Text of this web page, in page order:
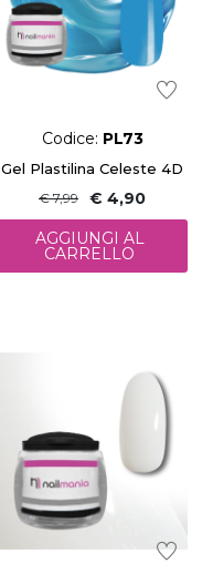
Codice: PL73
Gel Plastilina Celeste 4D
€ 7,99
€ 4,90
AGGIUNGI AL
CARRELLO